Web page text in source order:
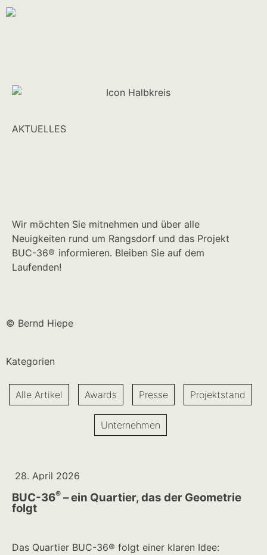
AKTUELLES
Wir möchten Sie mitnehmen und über alle
Neuigkeiten rund um Rangsdorf und das Projekt
BUC-36® informieren. Bleiben Sie auf dem
Laufenden!
© Bernd Hiepe
Kategorien
Alle Artikel Awards Presse Projektstand
Unternehmen
28. April 2026
BUC-36® – ein Quartier, das der Geometrie
folgt
Das Quartier BUC-36® folgt einer klaren Idee: